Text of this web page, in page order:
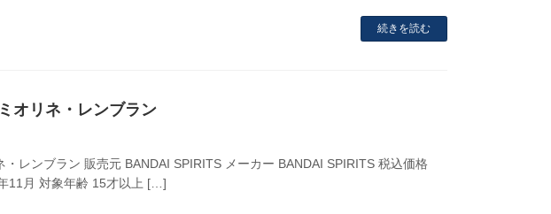
続きを読む
オリネ・レンブラン
レンブラン 販売元 BANDAI SPIRITS メーカー BANDAI SPIRITS 税込価格
11月 対象年齢 15才以上 […]